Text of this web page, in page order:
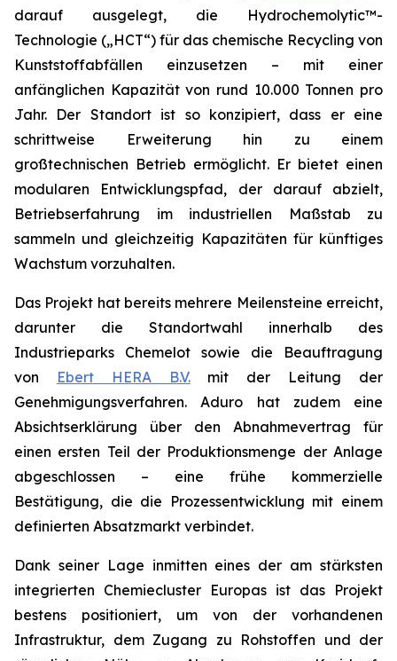
darauf ausgelegt, die Hydrochemolytic™-
Technologie („HCT“) für das chemische Recycling von
Kunststoffabfällen einzusetzen – mit einer
anfänglichen Kapazität von rund 10.000 Tonnen pro
Jahr. Der Standort ist so konzipiert, dass er eine
schrittweise Erweiterung hin zu einem
großtechnischen Betrieb ermöglicht. Er bietet einen
modularen Entwicklungspfad, der darauf abzielt,
Betriebserfahrung im industriellen Maßstab zu
sammeln und gleichzeitig Kapazitäten für künftiges
Wachstum vorzuhalten.
Das Projekt hat bereits mehrere Meilensteine erreicht,
darunter die Standortwahl innerhalb des
Industrieparks Chemelot sowie die Beauftragung
von
Ebert HERA B.V.mit der Leitung der
Genehmigungsverfahren. Aduro hat zudem eine
Absichtserklärung über den Abnahmevertrag für
einen ersten Teil der Produktionsmenge der Anlage
abgeschlossen – eine frühe kommerzielle
Bestätigung, die die Prozessentwicklung mit einem
definierten Absatzmarkt verbindet.
Dank seiner Lage inmitten eines der am stärksten
integrierten Chemiecluster Europas ist das Projekt
bestens positioniert, um von der vorhandenen
Infrastruktur, dem Zugang zu Rohstoffen und der